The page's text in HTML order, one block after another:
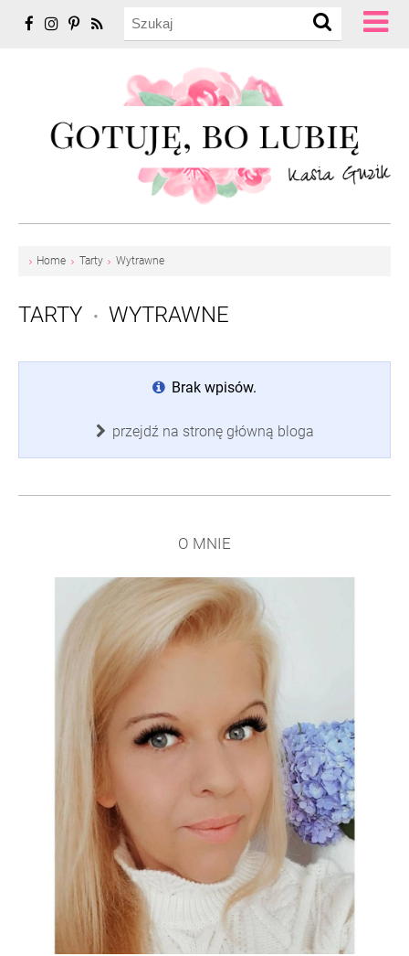
Home Tarty Wytrawne
TARTY • WYTRAWNE
Brak wpisów.
przejdź na stronę główną bloga
O MNIE